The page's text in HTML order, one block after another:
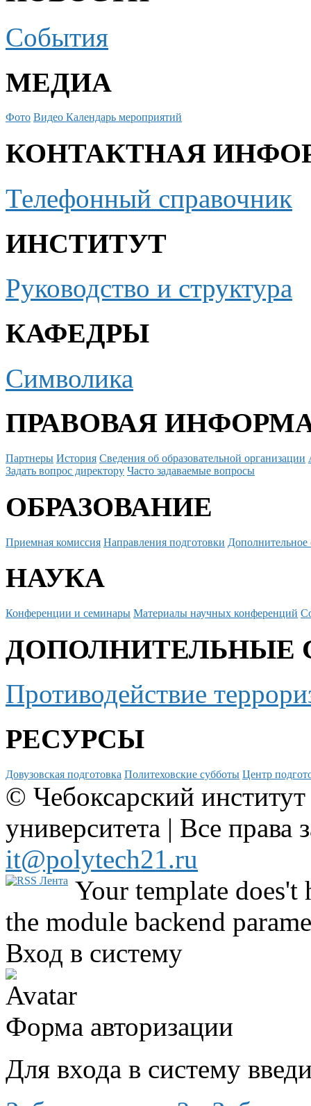
События
МЕДИА
Фото Видео Календарь мероприятий
КОНТАКТНАЯ
Телефонный справочник
ИНСТИТУТ
Руководство и структура
КАФЕДРЫ
Символика
ПРАВОВАЯ
Партнеры История Сведения об образовательной организации
Задать вопрос директору Часто задаваемые вопросы
ОБРАЗОВАНИЕ
Приемная комиссия Направления подготовки Дополнительное
НАУКА
Конференции и семинары Материалы научных конференций
ДОПОЛНИТЕЛЬНЫЕ
Противодействие
РЕСУРСЫ
Довузовская подготовка Политеховские субботы Центр
© Чебоксарский
университета | Все
it@polytech21.ru
Your template
the module backend
Вход в систему
Форма авторизации
Для входа в систему